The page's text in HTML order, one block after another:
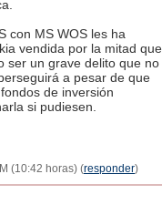
con MS WOS les ha
vendida por la mitad que
ser un grave delito que no
a pesar de que
de inversión
si pudiesen.
(10:42 horas) (responder)